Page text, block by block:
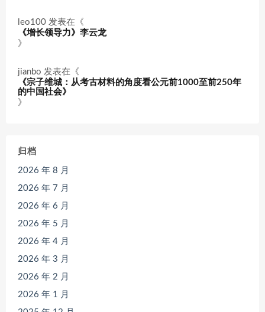
leo100 发表在《
《增长领导力》李云龙
》
jianbo 发表在《
《宗子维城：从考古材料的角度看公元前1000至前250年
的中国社会》
》
归档
2026 年 8 月
2026 年 7 月
2026 年 6 月
2026 年 5 月
2026 年 4 月
2026 年 3 月
2026 年 2 月
2026 年 1 月